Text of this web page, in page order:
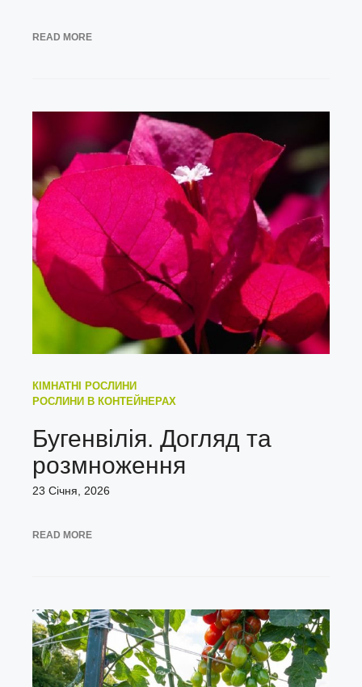
READ MORE
КІМНАТНІ РОСЛИНИ
РОСЛИНИ В КОНТЕЙНЕРАХ
Бугенвілія. Догляд та
розмноження
23 Січня, 2026
READ MORE